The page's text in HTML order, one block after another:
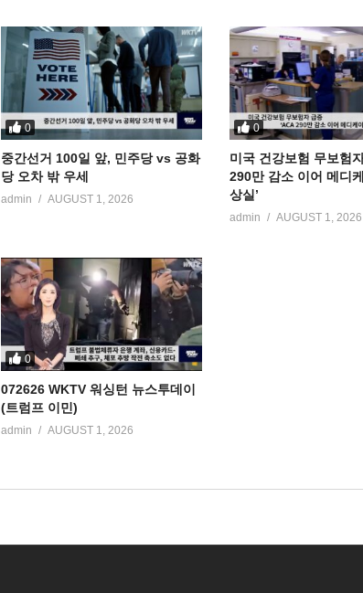
0
중간선거 100일 앞, 민주당 vs 공화
당 오차 밖 우세
admin AUGUST 1, 2026
0
미국 건강보험 무보험
290만 감소 이어 메디
상실’
admin AUGUST 1, 2026
0
072626 WKTV 워싱턴 뉴스투데이
(트럼프 이민)
admin AUGUST 1, 2026